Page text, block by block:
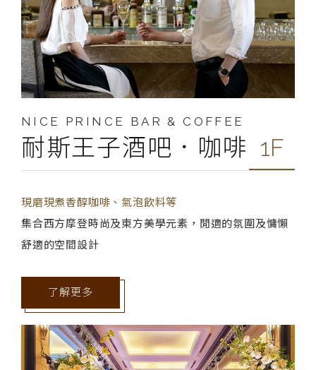
NICE PRINCE BAR & COFFEE
耐斯王子酒吧．咖啡 1F
現磨現煮香醇咖啡、氣泡飲料等
集合西方摩登時尚及東方美學元素，閒適的氛圍及慵懶
舒適的空間設計
了解更多